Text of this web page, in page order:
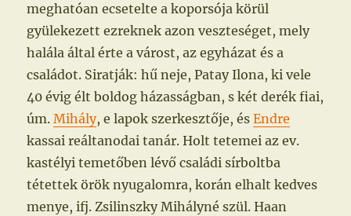
meghatóan ecsetelte a koporsója körül
gyülekezett ezreknek azon veszteséget, mely
halála által érte a várost, az egyházat és a
családot. Siratják: hű neje, Patay Ilona, ki vele
40 évig élt boldog házasságban, s két derék fiai,
úm.Mihály, e lapok szerkesztője, ésEndre
kassai reáltanodai tanár. Holt tetemei az ev.
kastélyi temetőben lévő családi sírboltba
tétettek örök nyugalomra, korán elhalt kedves
menye, ifj. Zsilinszky Mihályné szül. Haan